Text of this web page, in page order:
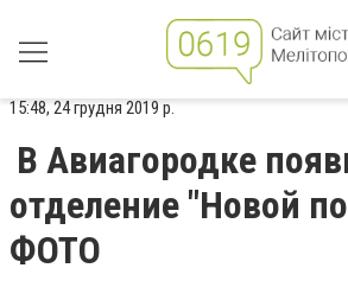
15:48, 24 грудня 2019 р.
В Авиагородке
отделение "Новой
ФОТО